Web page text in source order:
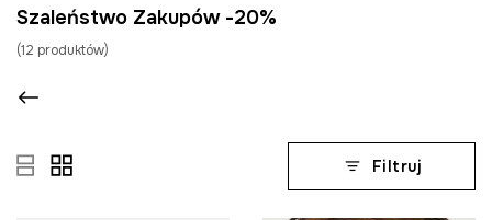
Szaleństwo Zakupów -20%
(12 produktów)
Filtruj